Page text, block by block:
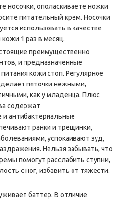
носочки, ополаскиваете ножки
питательный крем. Носочки
использовать в качестве
1 раз в месяц.
преимущественно
и предназначенные
кожи стоп. Регулярное
пяточки нежными,
как у младенца. Плюс
содержат
антибактериальные
ранки и трещинки,
успокаивают зуд,
Нельзя забывать, что
помогут расслабить ступни,
с ног, избавить от тяжести.
баттер. В отличие